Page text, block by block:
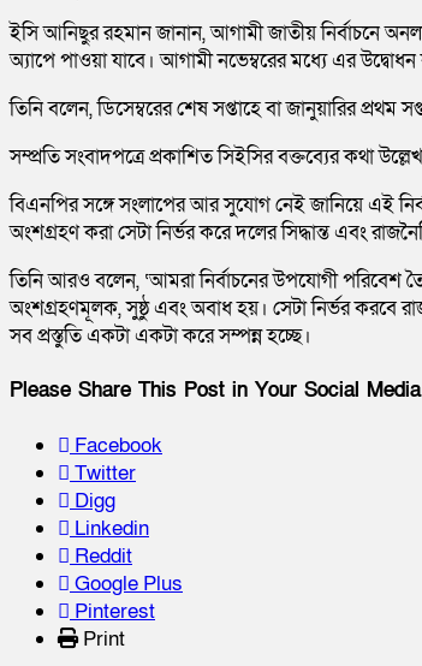
ইসি আনিছুর রহমান জানান, আগামী জাতীয় নির্বাচনে
অ্যাপে পাওয়া যাবে। আগামী নভেম্বরের মধ্যে এর
তিনি বলেন, ডিসেম্বরের শেষ সপ্তাহে বা জানুয়ারির
সম্প্রতি সংবাদপত্রে প্রকাশিত সিইসির বক্তব্যের কথা
বিএনপির সঙ্গে সংলাপের আর সুযোগ নেই জানিয়ে এই
অংশগ্রহণ করা সেটা নির্ভর করে দলের সিদ্ধান্ত এবং
তিনি আরও বলেন, ‘আমরা নির্বাচনের উপযোগী পরিবেশ
অংশগ্রহণমূলক, সুষ্ঠু এবং অবাধ হয়। সেটা নির্ভর করবে
সব প্রস্তুতি একটা একটা করে সম্পন্ন হচ্ছে।
Please Share This Post in Your Social Media
Facebook
Twitter
Digg
Linkedin
Reddit
Google Plus
Pinterest
Print